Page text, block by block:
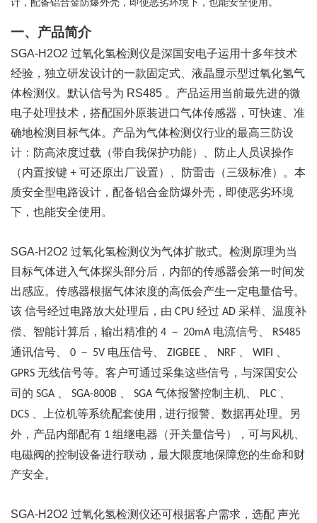
一、产品简介
SGA-H2O2 过氧化氢检测仪是深国安电子运用十多年技术
经验，独立研发设计的一款固定式、液晶显示型过氧化氢气
体检测仪。默认信号为 RS485 。产品运用当前最先进的微
电子处理技术，搭配国外原装进口气体传感器，可快速、准
确地检测目标气体。产品为气体检测仪行业的最高三防设
计：防高浓度过载（带自我保护功能）、防止人员误操作
（内置按键 + 可还原出厂设置）、防雷击（三级标准）。本
质安全型电路设计，配备铝合金防爆外壳，即使恶劣环境
下，也能安全使用。
SGA-H2O2 过氧化氢检测仪为气体扩散式。检测原理为当
目标气体进入气体探头部分后，内部的传感器会第一时间发
出感应。传感器根据气体浓度的高低会产生一定电量信号。
该 信号经过电路放大处理后，由 CPU 经过 AD 采样、温度补
偿、智能计算后，输出精准的 4 － 20mA 电流信号、 RS485
通讯信号、 0 － 5V 电压信号、 ZIGBEE NRF WIFI
GPRS 无线信号等。客户可通过采集这些信号，与深国安公
司的 SGA SGA-800B SGA 气体报警控制主机、 PLC
DCS 、上位机等系统配套使用 , 进行报警、数据再处理。另
外，产品内部配有 1 组继电器（开关量信号），可与风机、
电磁阀的控制设备进行联动，最大限度地保障您的生命和财
产安全。
SGA-H2O2 过氧化氢检测仪还可根据客户需求，选配 声光